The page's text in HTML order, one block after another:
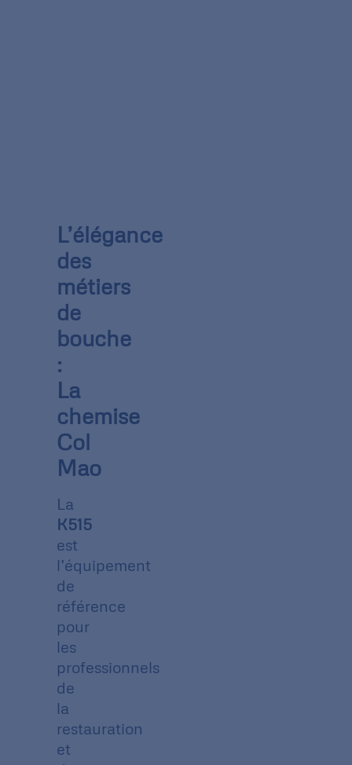
L’élégance
des
métiers
de
bouche
:
La
chemise
Col
Mao
La
K515
est
l’équipement
de
référence
pour
les
professionnels
de
la
restauration
et